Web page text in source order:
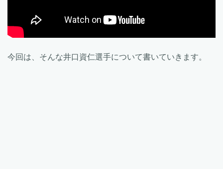
今回は、そんな井口資仁選手について書いていきます。